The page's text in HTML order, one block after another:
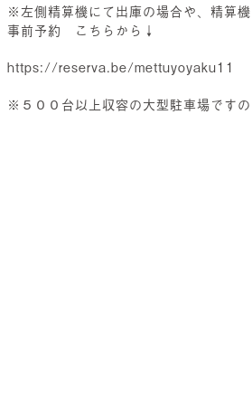
※左側精算機にて出庫の場合や、精算
事前予約 こちらから↓
https://reserva.be/mettuyoyaku11
※５００台以上収容の大型駐車場です